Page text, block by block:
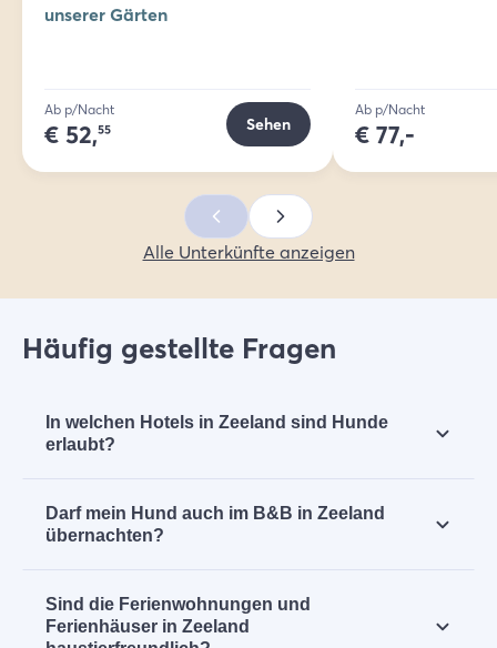
unserer Gärten
Ab p/Nacht
€ 52,55 Sehen
Ab p/Nacht
€ 77,-
Alle Unterkünfte anzeigen
Häufig gestellte Fragen
In welchen Hotels in Zeeland sind Hunde
erlaubt?
willkommen. Seht euch allehundefreundlichen
Hotels in Zeeland
Darf mein Hund auch im B&B in Zeeland
übernachten?
Hundebesitzerinnen und Hundebesitzer. In
verschiedenen B&Bs in Zeeland ist dein Hund
Sind die Ferienwohnungen und
Ferienhäuser in Zeeland